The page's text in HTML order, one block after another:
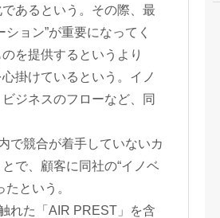
あるという。その際、最
ョン”が重要になってく
を提供するというより
掛けているという。イノ
ジネスのフローなど、同
で競合が着手していないカ
で、顧客に同社の“イノベ
という。
れた「AIR PREST」を含